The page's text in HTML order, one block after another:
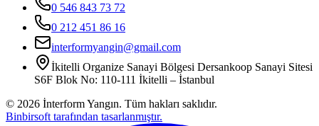
0 546 843 73 72
0 212 451 86 16
interformyangin@gmail.com
İkitelli Organize Sanayi Bölgesi Dersankoop Sanayi Sitesi
S6F Blok No: 110-111 İkitelli – İstanbul
© 2026 İnterform Yangın. Tüm hakları saklıdır.
Binbirsoft tarafından tasarlanmıştır.